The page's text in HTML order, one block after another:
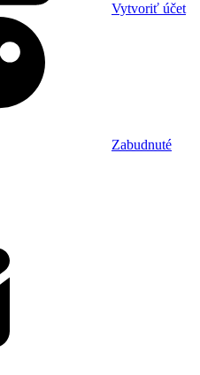
Vytvoriť účet
Zabudnuté